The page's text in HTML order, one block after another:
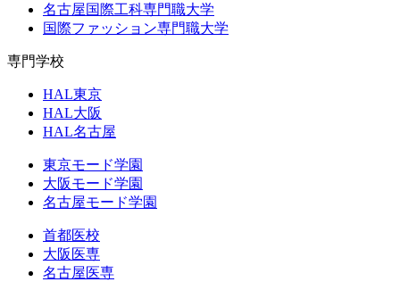
名古屋国際工科専門職大学
国際ファッション専門職大学
専門学校
HAL東京
HAL大阪
HAL名古屋
東京モード学園
大阪モード学園
名古屋モード学園
首都医校
大阪医専
名古屋医専